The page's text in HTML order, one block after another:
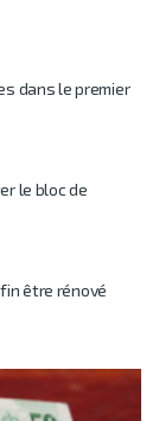
dans le premier
le bloc de
être rénové